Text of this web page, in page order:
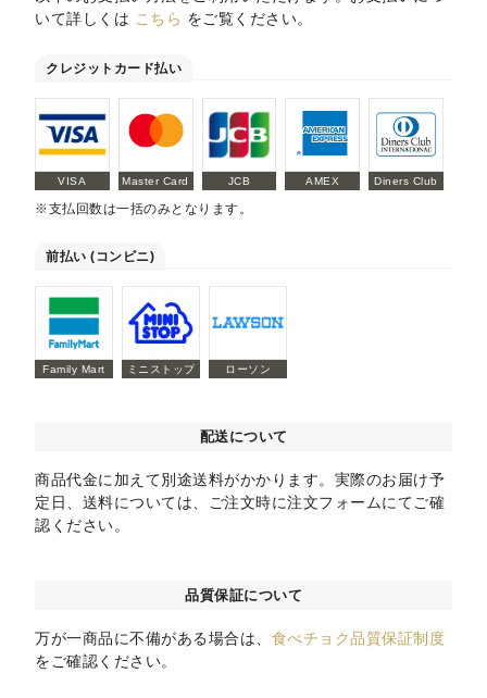
いて詳しくは こちら をご覧ください。
クレジットカード払い
VISA Master Card JCB AMEX Diners Club
※支払回数は一括のみとなります。
前払い (コンビニ)
Family Mart ミニストップ ローソン
配送について
商品代金に加えて別途送料がかかります。実際のお届け予
定日、送料については、ご注文時に注文フォームにてご確
認ください。
品質保証について
万が一商品に不備がある場合は、 食べチョク品質保証制度
をご確認ください。